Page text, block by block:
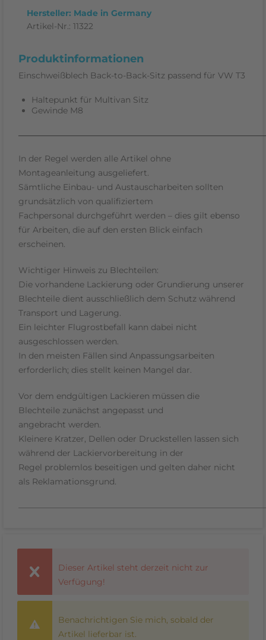
Hersteller: Made in Germany
Artikel-Nr.: 11322
Produktinformationen
Einschweißblech Back-to-Back-Sitz passend für VW T3
Haltepunkt für Multivan Sitz
Gewinde M8
In der Regel werden alle Artikel ohne
Montageanleitung ausgeliefert.
Sämtliche Einbau- und Austauscharbeiten sollten
grundsätzlich von qualifiziertem
Fachpersonal durchgeführt werden – dies gilt ebenso
für Arbeiten, die auf den ersten Blick einfach
erscheinen.
Wichtiger Hinweis zu Blechteilen:
Die vorhandene Lackierung oder Grundierung unserer
Blechteile dient ausschließlich dem Schutz während
Transport und Lagerung
Ein leichter Flugrostbefall kann dabei nicht
ausgeschlossen werden.
In den meisten Fällen sind Anpassungsarbeiten
erforderlich; dies stellt keinen Mangel dar.
Vor dem endgültigen Lackieren müssen die
Blechteile zunächst angepasst und
angebracht werden.
Kleinere Kratzer, Dellen oder Druckstellen lassen sich
während der Lackiervorbereitung in der
Regel problemlos beseitigen und gelten daher nicht
als Reklamationsgrund
Dieser Artikel steht derzeit nicht zur
Verfügung!
Benachrichtigen Sie mich, sobald der
Artikel lieferbar ist.